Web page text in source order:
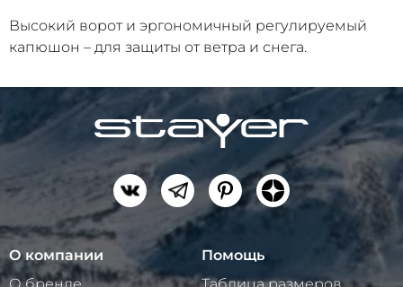
Высокий ворот и эргономичный регулируемый
капюшон – для защиты от ветра и снега.
О компании
Помощь